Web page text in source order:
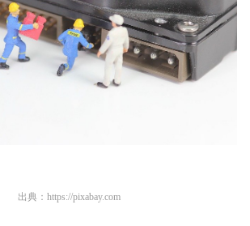
出典： https://pixabay.com